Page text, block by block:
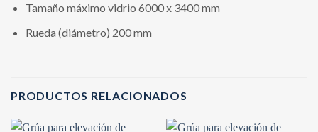
Tamaño máximo vidrio 6000 x 3400 mm
Rueda (diámetro) 200 mm
PRODUCTOS RELACIONADOS